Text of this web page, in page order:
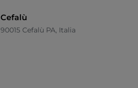
Cefalù
90015 Cefalù PA, Italia